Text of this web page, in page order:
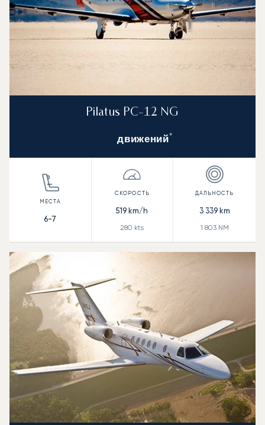
Pilatus PC-12 NG
движений*
6-7
519 km/h
280 kts
3 339km
1 803NM